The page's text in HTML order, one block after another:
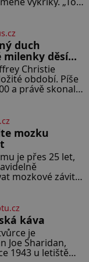
vznikne
by se nikdo
hrobku
poklop tak
svěcenou
několik dní divné
ustane.
let později
duch
milenky děsí
Christie
období. Píše
a právě skonal
Smutná
doprovázena
dědictvím
mozku
je přes 25 let,
mozkové závity.
problém
si na jméno
Nebo marně
název knížky,
nedávno
to opravdu tak, s
káva
je
Joe Sharidan,
1943 u letiště